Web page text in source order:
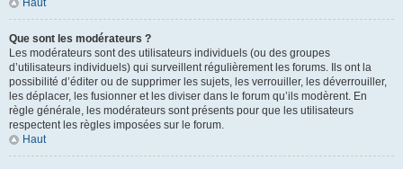
Haut
Que sont les modérateurs ?
Les modérateurs sont des utilisateurs individuels (ou des groupes
d’utilisateurs individuels) qui surveillent régulièrement les forums. Ils ont la
possibilité d’éditer ou de supprimer les sujets, les verrouiller, les déverrouiller,
les déplacer, les fusionner et les diviser dans le forum qu’ils modèrent. En
règle générale, les modérateurs sont présents pour que les utilisateurs
respectent les règles imposées sur le forum.
Haut